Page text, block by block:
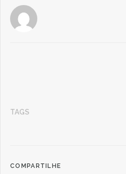
TAGS
COMPARTILHE